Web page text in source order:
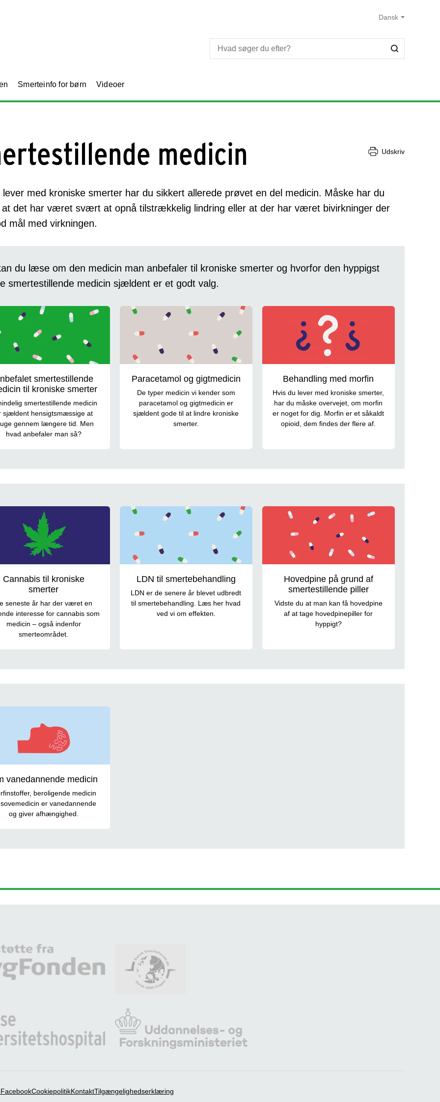
Smerteinfo for børn Videoer
medicin Udskriv
lever med kroniske smerter har du sikkert allerede prøvet en del medicin. Måske har du
at det har været svært at opnå tilstrækkelig lindring eller at der har været bivirkninger der
mål med virkningen.
du læse om den medicin man anbefaler til kroniske smerter og hvorfor den hyppigst
smertestillende medicin sjældent er et godt valg.
smertestillende
til kroniske smerter
smertestillende medicin
sjældent hensigtsmæssige at
gennem længere tid. Men
hvad anbefaler man så?
Paracetamol og gigtmedicin
De typer medicin vi kender som
paracetamol og gigtmedicin er
sjældent gode til at lindre kroniske
smerter.
Behandling med morfin
Hvis du lever med kroniske smerter,
har du måske overvejet, om morfin
er noget for dig. Morfin er et såkaldt
opioid, dem findes der flere af.
medicin
Cannabis til kroniske
smerter
seneste år har der været en
interesse for cannabis som
medicin – også indenfor
smerteområdet.
LDN til smertebehandling
LDN er de senere år blevet udbredt
til smertebehandling. Læs her hvad
ved vi om effekten.
Hovedpine på grund af
smertestillende piller
Vidste du at man kan få hovedpine
af at tage hovedpinepiller for
hyppigt?
medicin
vanedannende medicin
beroligende medicin
er vanedannende
og giver afhængighed.
CookiepolitikKontaktTilgængelighedserklæring